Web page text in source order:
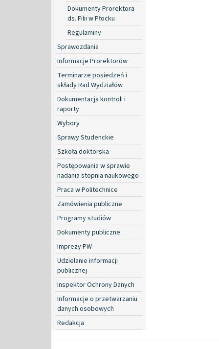
Dokumenty Prorektora
ds. Filii w Płocku
Regulaminy
Sprawozdania
Informacje Prorektorów
Terminarze posiedzeń i
składy Rad Wydziałów
Dokumentacja kontroli i
raporty
Wybory
Sprawy Studenckie
Szkoła doktorska
Postępowania w sprawie
nadania stopnia naukowego
Praca w Politechnice
Zamówienia publiczne
Programy studiów
Dokumenty publiczne
Imprezy PW
Udzielanie informacji
publicznej
Inspektor Ochrony Danych
Informacje o przetwarzaniu
danych osobowych
Redakcja